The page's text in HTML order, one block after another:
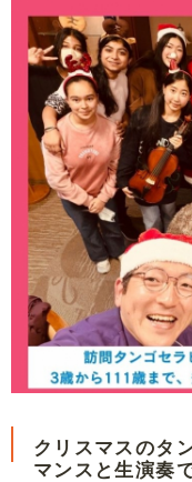
クリスマスのタ
マンスと生演奏で